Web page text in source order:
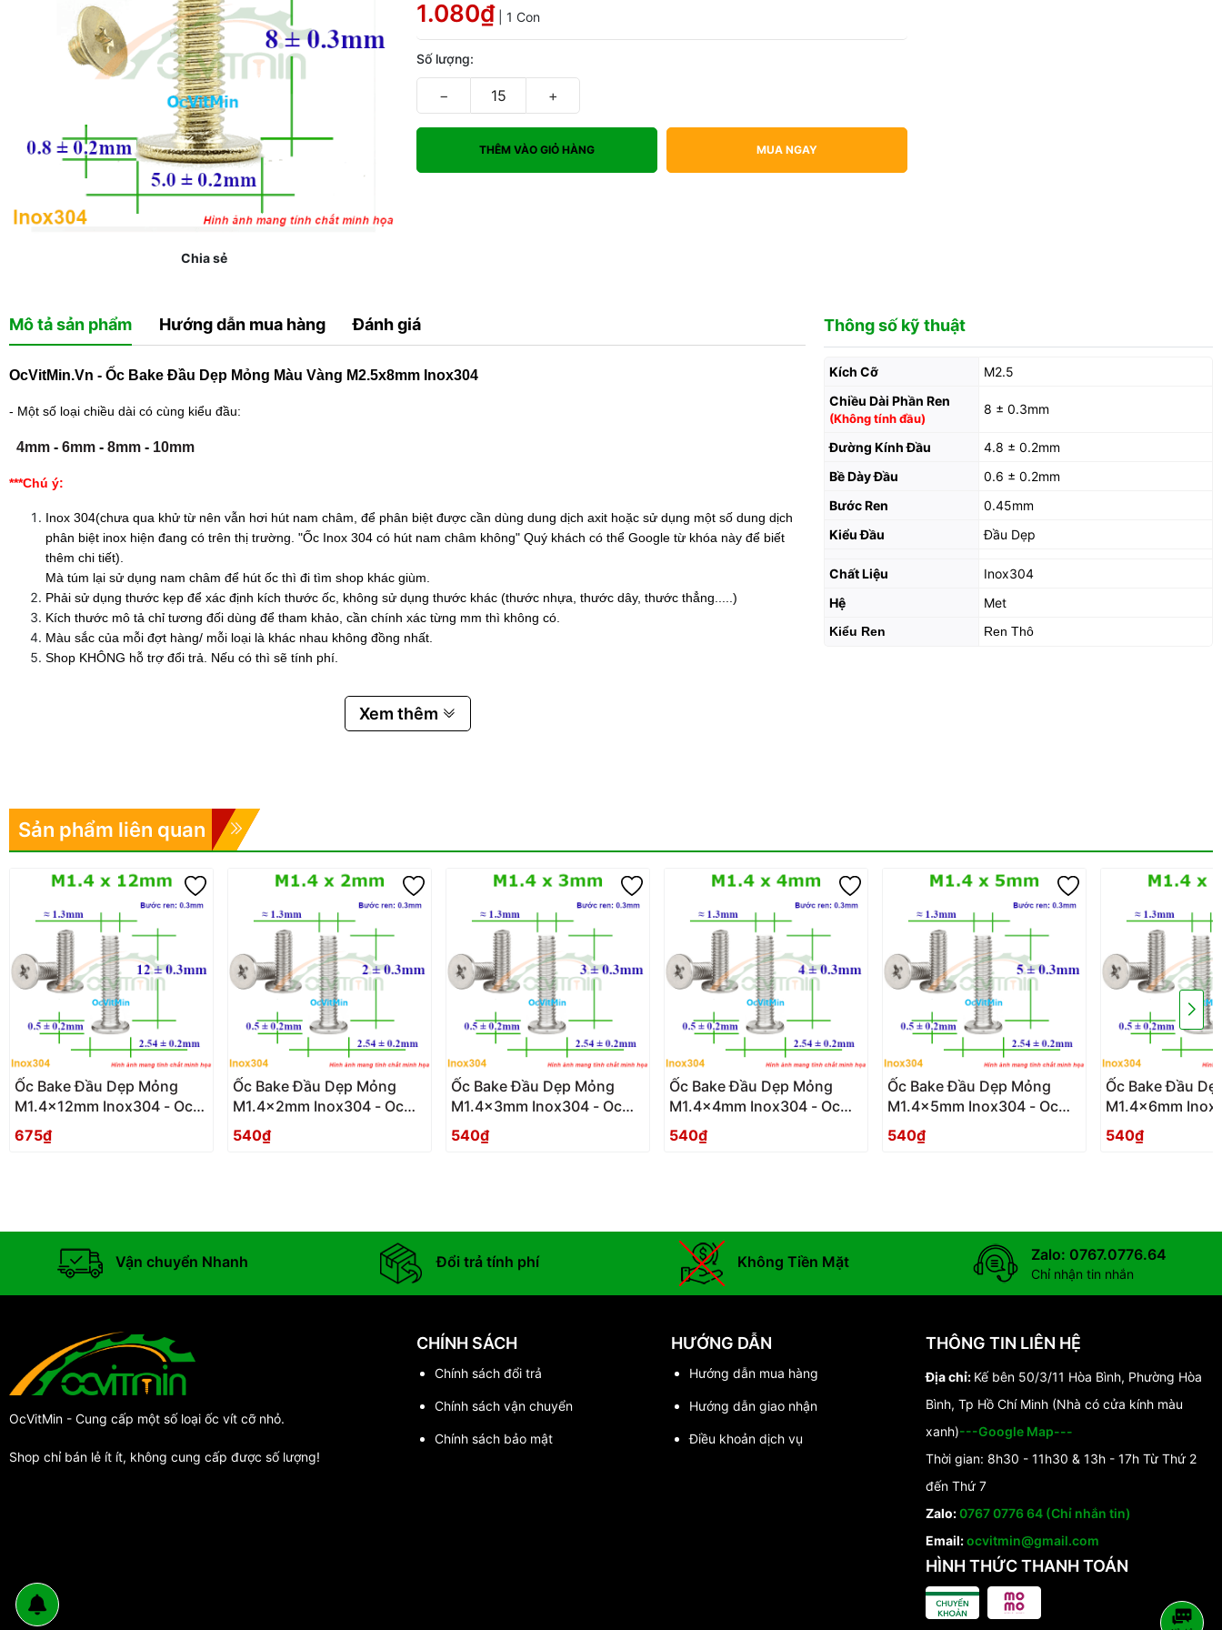
Chia sẻ
1.080₫ | 1 Con
Số lượng:
− +
THÊM VÀO GIỎ HÀNG MUA NGAY
Mô tả sản phẩm Hướng dẫn mua hàng Đánh giá
OcVitMin.Vn - Ốc Bake Đầu Dẹp Mỏng Màu Vàng M2.5x8mm Inox304
- Một số loại chiều dài có cùng kiểu đầu:
4mm - 6mm - 8mm - 10mm
***Chú ý:
Inox 304(chưa qua khử từ nên vẫn hơi hút nam châm, để phân biệt được cần dùng dung dịch axit hoặc sử dụng một số dung dịch
phân biệt inox hiện đang có trên thị trường. "Ốc Inox 304 có hút nam châm không" Quý khách có thể Google từ khóa này để biết
thêm chi tiết).
Mà túm lại sử dụng nam châm để hút ốc thì đi tìm shop khác giùm.
Phải sử dụng thước kẹp để xác định kích thước ốc, không sử dụng thước khác (thước nhựa, thước dây, thước thẳng.....)
Kích thước mô tả chỉ tương đối dùng để tham khảo, cần chính xác từng mm thì không có.
Màu sắc của mỗi đợt hàng/ mỗi loại là khác nhau không đồng nhất.
Shop KHÔNG hỗ trợ đổi trả. Nếu có thì sẽ tính phí.
Xem thêm
Thông số kỹ thuật
Kích Cỡ
M2.5
Chiều Dài Phần Ren
(Không tính đầu)
8 ± 0.3mm
Đường Kính Đầu
4.8 ± 0.2mm
Bề Dày Đầu
0.6 ± 0.2mm
Bước Ren
0.45mm
Kiểu Đầu
Đầu Dẹp
Chất Liệu
Inox304
Hệ
Met
Kiểu Ren Ren Thô
Sản phẩm liên quan
Ốc Bake Đầu Dẹp Mỏng
M1.4x12mm Inox304 - Oc
PaKe Dau Dep Mong
675₫
Ốc Bake Đầu Dẹp Mỏng
M1.4x2mm Inox304 - Oc
PaKe Dau Dep Mong
540₫
Ốc Bake Đầu Dẹp Mỏng
M1.4x3mm Inox304 - Oc
PaKe Dau Dep Mong
540₫
Ốc Bake Đầu Dẹp Mỏng
M1.4x4mm Inox304 - Oc
PaKe Dau Dep Mong
540₫
Ốc Bake Đầu Dẹp Mỏng
M1.4x5mm Inox304 - Oc
PaKe Dau Dep Mong
540₫
Ốc Bake Đầu
M1.4x6mm
PaKe Dau Dep
540₫
Vận chuyển Nhanh Đổi trả tính phí Không Tiền Mặt Zalo: 0767.0776.64
Chỉ nhận tin nhắn
OcVitMin - Cung cấp một số loại ốc vít cỡ nhỏ.
Shop chỉ bán lẻ ít ít, không cung cấp được số lượng!
CHÍNH SÁCH
Chính sách đổi trả
Chính sách vận chuyển
Chính sách bảo mật
HƯỚNG DẪN
Hướng dẫn mua hàng
Hướng dẫn giao nhận
Điều khoản dịch vụ
THÔNG TIN LIÊN HỆ
Địa chỉ: Kế bên 50/3/11 Hòa Bình, Phường Hòa
Bình, Tp Hồ Chí Minh (Nhà có cửa kính màu
xanh)---Google Map---
Thời gian: 8h30 - 11h30 & 13h - 17h Từ Thứ 2
đến Thứ 7
Zalo:0767 0776 64 (Chỉ nhắn tin)
Email:ocvitmin@gmail.com
HÌNH THỨC THANH TOÁN